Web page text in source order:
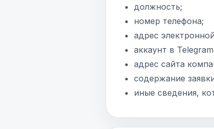
должность;
номер телефона;
адрес
аккаунт в
адрес сайта
содержание
иные сведения,